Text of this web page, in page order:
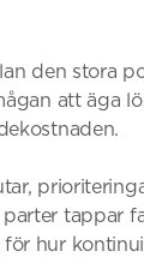
den stora
att äga
tappar
hur